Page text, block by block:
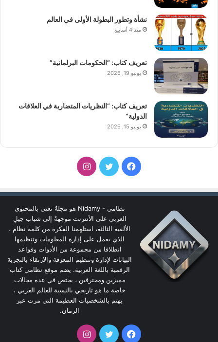
نشأة وتطور البطولة الأولى في العالم
منذ 4 أسابيع
تعريف كتاب: “الحكومات البرلمانية”
يونيو 19, 2026
تعريف كتاب: “النظريات المتضاربة في العلاقات
الدولية”
يونيو 15, 2026
فيسبوكتويتر انستقرام
نظامي - Nidamy هو مجلةٌ تعنى بالمحتوى
العربي على الأنترنت موجهةٌ إلى شباب جيلِ
الألفية الثالثة، استلهمنا الفكرة من كلمة نظام ،
الذي يعمل على إدارة المعلومات وتنظيمها
انطلاقا من مجموعة من الأدوات وقواعد
البيانات لإدارة وتنظيم المعرفة والارتقاء بالتجربة
الرقمية باللغة العربية. يضم موقع نظامي كتاب
مميزين ومحترفين ، يختص في عدة مجالات
خاصة ما هو تاريخي بالنسبة للعالم العربي ،
يهتم بالشخصيات العظيمة التي مرت عبر
الزمان.
فيسبوكتويتر انستقرام